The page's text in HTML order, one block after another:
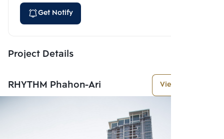
Get Notify
Project Details
RHYTHM Phahon-Ari View More